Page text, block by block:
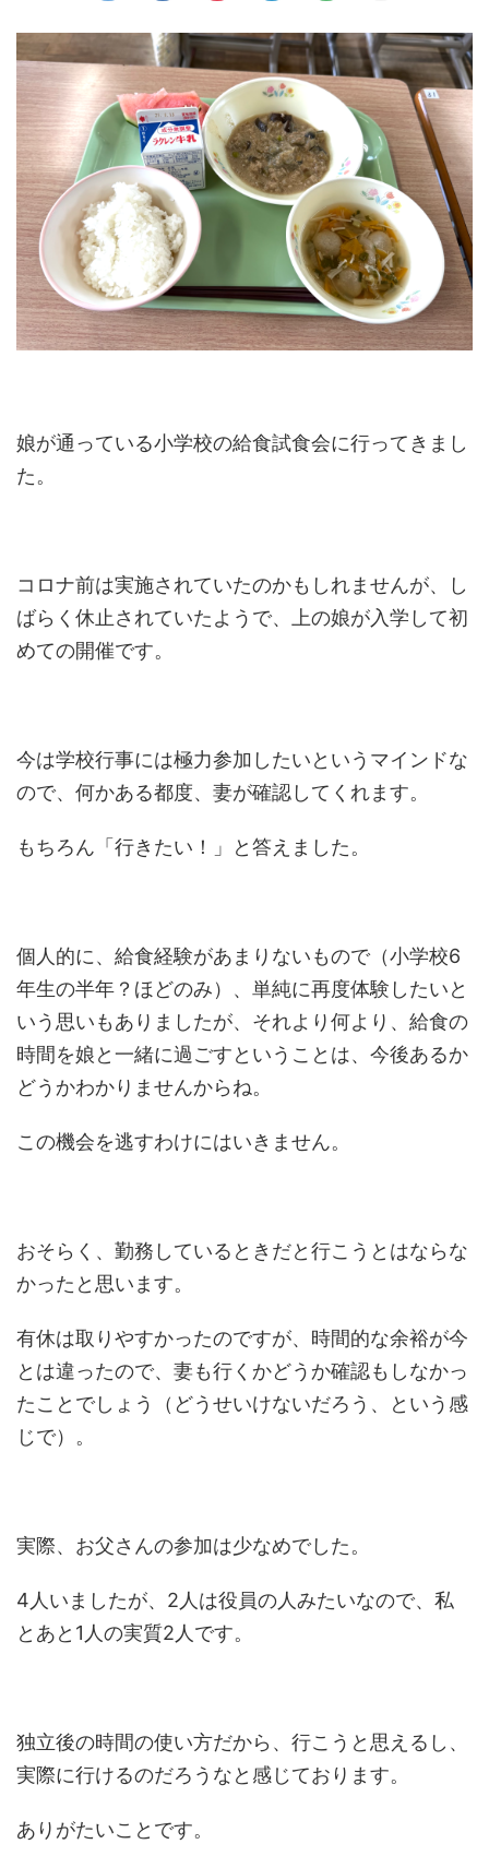
娘が通っている小学校の給食試食会に行ってきまし
た。
コロナ前は実施されていたのかもしれませんが、し
ばらく休止されていたようで、上の娘が入学して初
めての開催です。
今は学校行事には極力参加したいというマインドな
ので、何かある都度、妻が確認してくれます。
もちろん「行きたい！」と答えました。
個人的に、給食経験があまりないもので（小学校6
年生の半年？ほどのみ）、単純に再度体験したいと
いう思いもありましたが、それより何より、給食の
時間を娘と一緒に過ごすということは、今後あるか
どうかわかりませんからね。
この機会を逃すわけにはいきません。
おそらく、勤務しているときだと行こうとはならな
かったと思います。
有休は取りやすかったのですが、時間的な余裕が今
とは違ったので、妻も行くかどうか確認もしなかっ
たことでしょう（どうせいけないだろう、という感
じで）。
実際、お父さんの参加は少なめでした。
4人いましたが、2人は役員の人みたいなので、私
とあと1人の実質2人です。
独立後の時間の使い方だから、行こうと思えるし、
実際に行けるのだろうなと感じております。
ありがたいことです。